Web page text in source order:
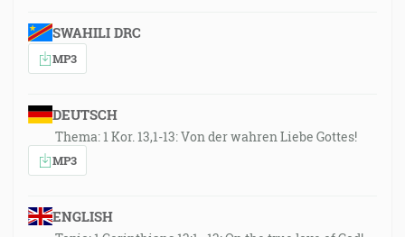
SWAHILI DRC
MP3
DEUTSCH
Thema: 1 Kor. 13,1-13: Von der wahren Liebe Gottes!
MP3
ENGLISH